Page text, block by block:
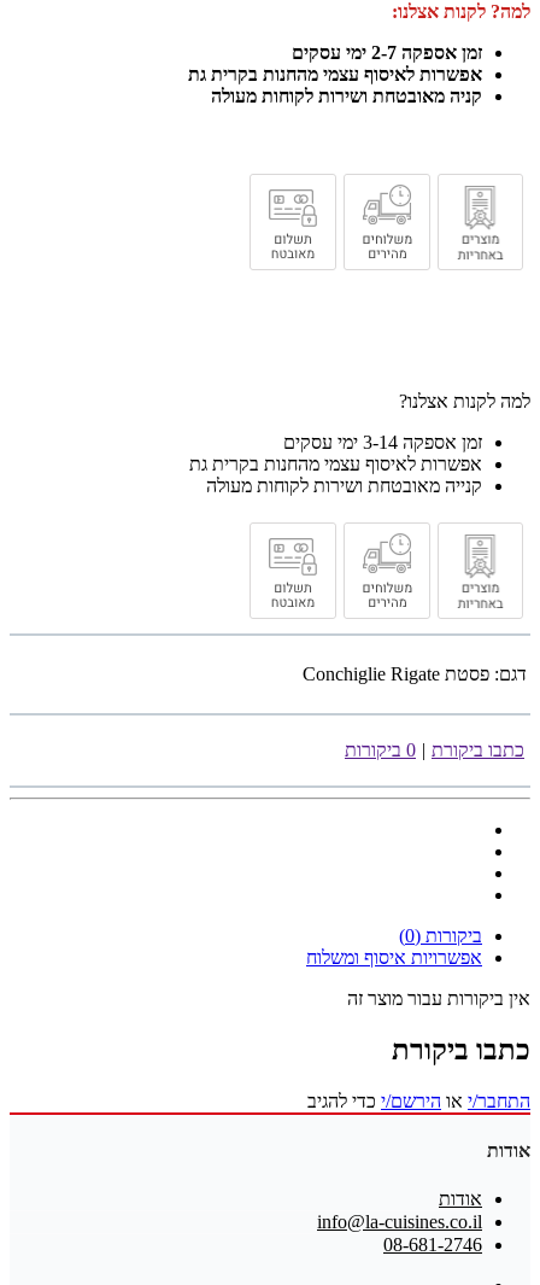
למה? לקנות אצלנו:
זמן אספקה 2-7 ימי עסקים
אפשרות לאיסוף עצמי מהחנות בקרית גת
קניה מאובטחת ושירות לקוחות מעולה
למה לקנות אצלנו?
זמן אספקה 3-14 ימי עסקים
אפשרות לאיסוף עצמי מהחנות בקרית גת
קנייה מאובטחת ושירות לקוחות מעולה
דגם: פסטת Conchiglie Rigate
כתבו ביקורת | 0 ביקורות
ביקורות (0)
אפשרויות איסוף ומשלוח
אין ביקורות עבור מוצר זה
כתבו ביקורת
התחבר/י או הירשם/י כדי להגיב
אודות
אודות
info@la-cuisines.co.il
08-681-2746